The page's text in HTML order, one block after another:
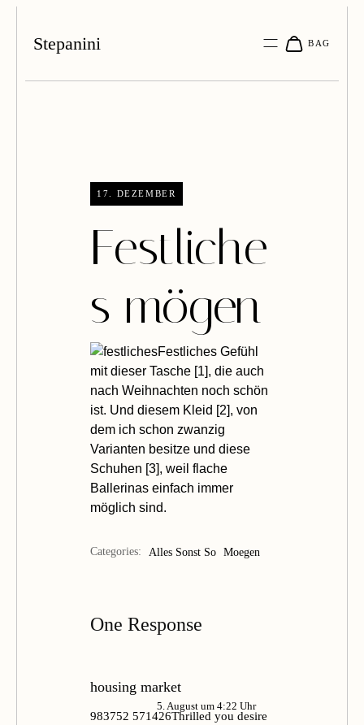
Stepanini
17. DEZEMBER
Festliche
s mögen
Festliches Gefühl
mit dieser Tasche [1], die auch
nach Weihnachten noch schön
ist. Und diesem Kleid [2], von
dem ich schon zwanzig
Varianten besitze und diese
Schuhen [3], weil flache
Ballerinas einfach immer
möglich sind.
Categories: Alles Sonst So Moegen
One Response
housing market
5. August um 4:22 Uhr
983752 571426Thrilled you desire